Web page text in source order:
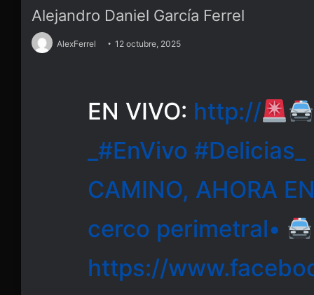
Alejandro Daniel García Ferrel
AlexFerrel 12 octubre, 2025
EN VIVO: http://
_#EnVivo
CAMINO, AHORA
cerco perimetral•
https://